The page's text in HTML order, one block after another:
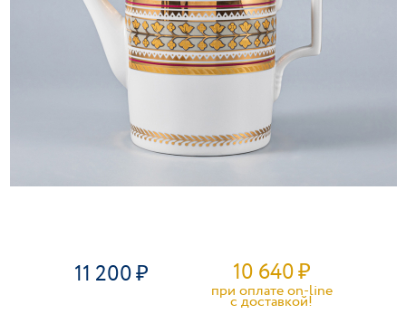
11 200 10 640₽
при оплате on-line
c доставкой!